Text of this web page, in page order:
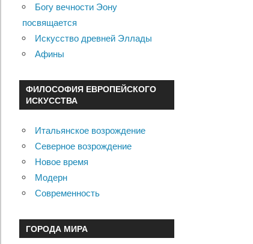
Богу вечности Эону
посвящается
Искусство древней Эллады
Афины
ФИЛОСОФИЯ ЕВРОПЕЙСКОГО
ИСКУССТВА
Итальянское возрождение
Северное возрождение
Новое время
Модерн
Современность
ГОРОДА МИРА